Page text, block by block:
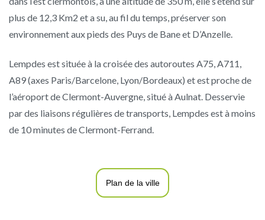
plus de 12,3 Km2 et a su, au fil du temps, préserver son
environnement aux pieds des Puys de Bane et D’Anzelle.
Lempdes est située à la croisée des autoroutes A75, A711,
A89 (axes Paris/Barcelone, Lyon/Bordeaux) et est proche de
l’aéroport de Clermont-Auvergne, situé à Aulnat. Desservie
par des liaisons régulières de transports, Lempdes est à moins
de 10 minutes de Clermont-Ferrand.
Plan de la ville